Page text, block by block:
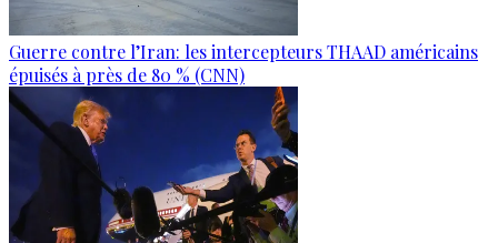
Guerre contre l’Iran: les intercepteurs THAAD américains
épuisés à près de 80 % (CNN)